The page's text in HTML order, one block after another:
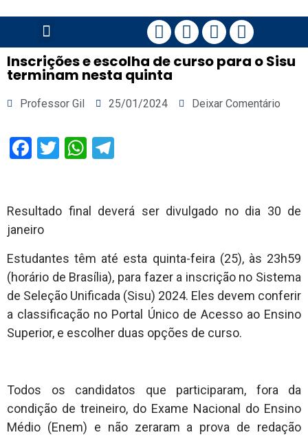
Inscrições e escolha de curso para o Sisu
terminam nesta quinta
Professor Gil 25/01/2024 Deixar Comentário
Facebook
TwitterWhatsApp
Resultado final deverá ser divulgado no dia 30 de
janeiro
Estudantes têm até esta quinta-feira (25), às 23h59
(horário de Brasília), para fazer a inscrição no Sistema
de Seleção Unificada (Sisu) 2024. Eles devem conferir
a classificação no Portal Único de Acesso ao Ensino
Superior, e escolher duas opções de curso.
Todos os candidatos que participaram, fora da
condição de treineiro, do Exame Nacional do Ensino
Médio (Enem) e não zeraram a prova de redação